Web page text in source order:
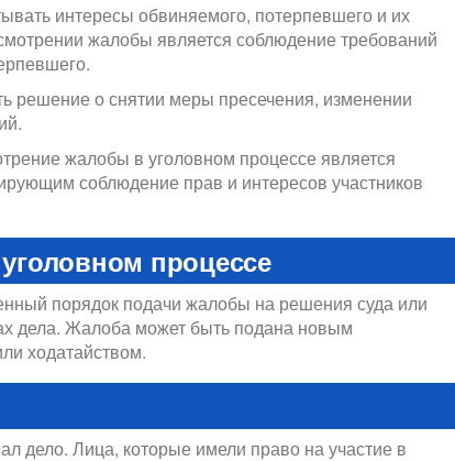
интересы обвиняемого, потерпевшего и их
жалобы является соблюдение требований
решение о снятии меры пресечения, изменении
жалобы в уголовном процессе является
соблюдение прав и интересов участников
процессе
порядок подачи жалобы на решения суда или
дела. Жалоба может быть подана новым
ходатайством.
дело. Лица, которые имели право на участие в